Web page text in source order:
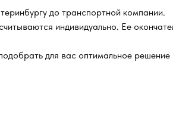
до транспортной компании.
индивидуально. Ее
для вас оптимальное